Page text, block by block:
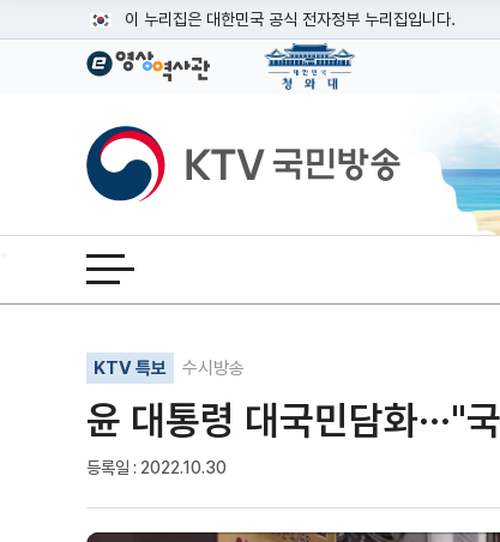
이 누리집은 대한민국 공식 전자정부 누리집입니다.
공식 누리집 주소 확인하기
이밖에 or.kr 또는 .kr등 다른 도메인 주소를 사용하고 있
운영중인 공식 누리집보기
KTV국민방송
전체메뉴 열기
KTV 특보 수시방송
윤 대통령 대국민담화···"
등록일 : 2022.10.30
기사인쇄
글자확대
글자축소